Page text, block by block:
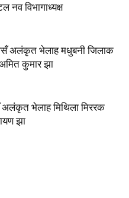
नव विभागाध्यक्ष
अलंकृत भेलाह मधुबनी जिलाक
कुमार झा
अलंकृत भेलाह मिथिला मिररक
झा